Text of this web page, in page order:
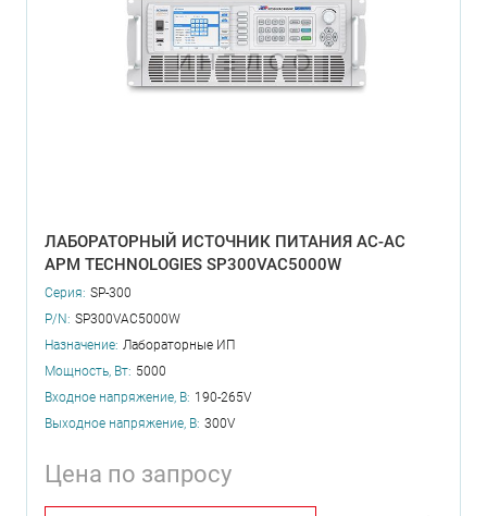
ЛАБОРАТОРНЫЙ ИСТОЧНИК ПИТАНИЯ AC-AC
APM TECHNOLOGIES SP300VAC5000W
Серия: SP-300
P/N: SP300VAC5000W
Назначение: Лабораторные ИП
Мощность, Вт: 5000
Входное напряжение, В: 190-265V
Выходное напряжение, В: 300V
Цена по запросу